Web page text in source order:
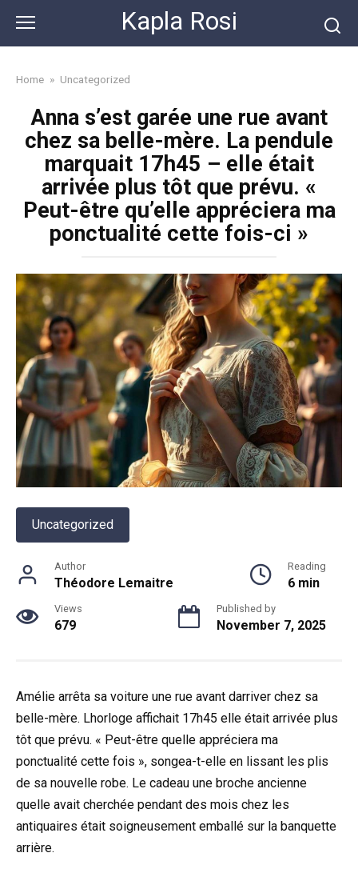
content
Kapla Rosi
Home » Uncategorized
Anna s’est garée une rue avant
chez sa belle-mère. La pendule
marquait 17h45 – elle était
arrivée plus tôt que prévu. «
Peut-être qu’elle appréciera ma
ponctualité cette fois-ci »
Uncategorized
Author
Théodore Lemaitre
Reading
6 min
Views
679
Published by
November 7, 2025
Amélie arrêta sa voiture une rue avant darriver chez sa
belle-mère. Lhorloge affichait 17h45 elle était arrivée plus
tôt que prévu. « Peut-être quelle appréciera ma
ponctualité cette fois », songea-t-elle en lissant les plis
de sa nouvelle robe. Le cadeau une broche ancienne
quelle avait cherchée pendant des mois chez les
antiquaires était soigneusement emballé sur la banquette
arrière.